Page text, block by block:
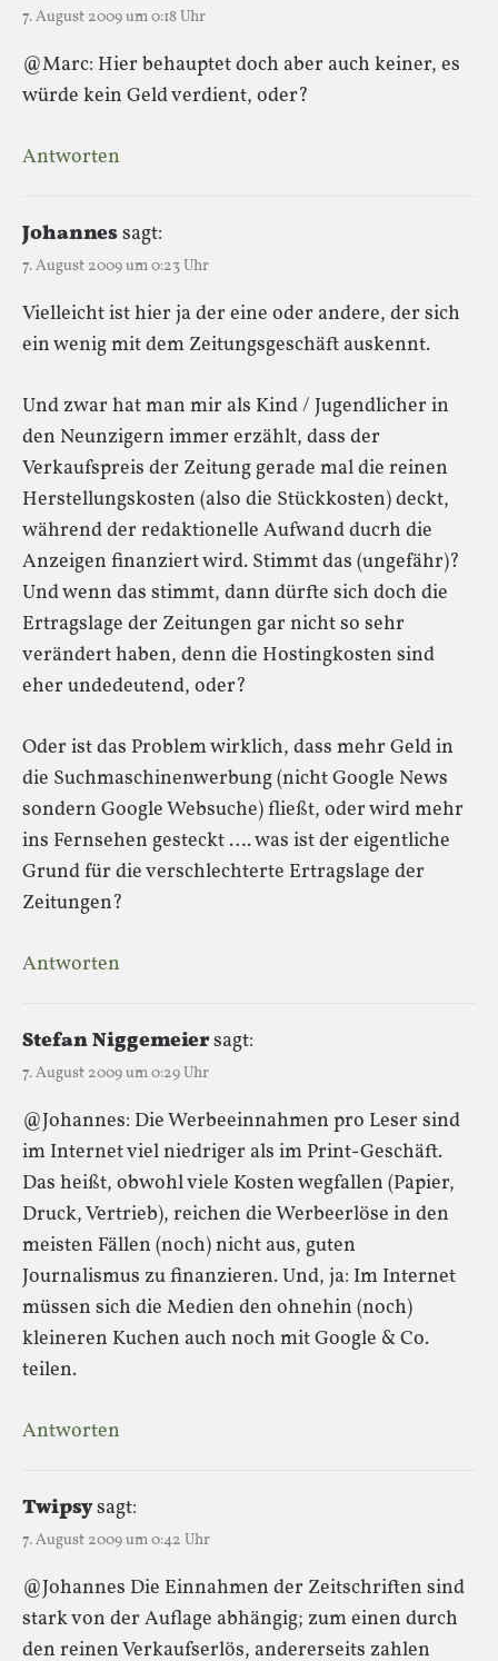
7. August 2009 um 0:18 Uhr
@Marc: Hier behauptet doch aber auch keiner, es
würde kein Geld verdient, oder?
Antworten
Johannessagt:
7. August 2009 um 0:23 Uhr
Vielleicht ist hier ja der eine oder andere, der sich
ein wenig mit dem Zeitungsgeschäft auskennt.
Und zwar hat man mir als Kind / Jugendlicher in
den Neunzigern immer erzählt, dass der
Verkaufspreis der Zeitung gerade mal die reinen
Herstellungskosten (also die Stückkosten) deckt,
während der redaktionelle Aufwand ducrh die
Anzeigen finanziert wird. Stimmt das (ungefähr)?
Und wenn das stimmt, dann dürfte sich doch die
Ertragslage der Zeitungen gar nicht so sehr
verändert haben, denn die Hostingkosten sind
eher undedeutend, oder?
Oder ist das Problem wirklich, dass mehr Geld in
die Suchmaschinenwerbung (nicht Google News
sondern Google Websuche) fließt, oder wird mehr
ins Fernsehen gesteckt …. was ist der eigentliche
Grund für die verschlechterte Ertragslage der
Zeitungen?
Antworten
Stefan Niggemeiersagt:
7. August 2009 um 0:29 Uhr
@Johannes: Die Werbeeinnahmen pro Leser sind
im Internet viel niedriger als im Print-Geschäft.
Das heißt, obwohl viele Kosten wegfallen (Papier,
Druck, Vertrieb), reichen die Werbeerlöse in den
meisten Fällen (noch) nicht aus, guten
Journalismus zu finanzieren. Und, ja: Im Internet
müssen sich die Medien den ohnehin (noch)
kleineren Kuchen auch noch mit Google & Co.
teilen.
Antworten
Twipsysagt:
7. August 2009 um 0:42 Uhr
@Johannes Die Einnahmen der Zeitschriften sind
stark von der Auflage abhängig; zum einen durch
den reinen Verkaufserlös, andererseits zahlen